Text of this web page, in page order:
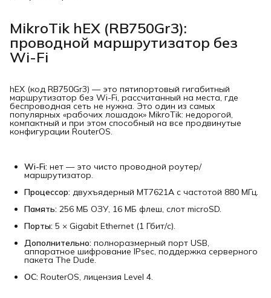
MikroTik hEX (RB750Gr3):
проводной маршрутизатор без
Wi-Fi
hEX (код RB750Gr3) — это пятипортовый гигабитный
маршрутизатор без Wi-Fi, рассчитанный на места, где
беспроводная сеть не нужна. Это один из самых
популярных «рабочих лошадок» MikroTik: недорогой,
компактный и при этом способный на все продвинутые
конфигурации RouterOS.
Wi-Fi: нет — это чисто проводной роутер/
маршрутизатор.
Процессор: двухъядерный MT7621A с частотой 880 МГц.
Память: 256 МБ ОЗУ, 16 МБ флеш, слот microSD.
Порты: 5 × Gigabit Ethernet (1 Гбит/с).
Дополнительно: полноразмерный порт USB,
аппаратное шифрование IPsec, поддержка серверного
пакета The Dude.
ОС: RouterOS, лицензия Level 4.